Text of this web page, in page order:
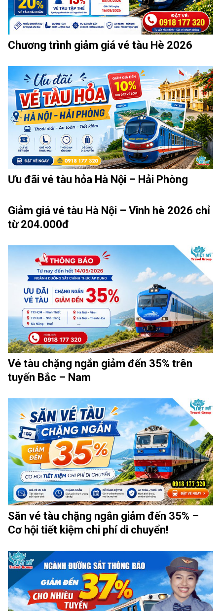
Chương trình giảm giá vé tàu Hè 2026
Ưu đãi vé tàu hỏa Hà Nội – Hải Phòng
Giảm giá vé tàu Hà Nội – Vinh hè 2026 chỉ
từ 204.000đ
Vé tàu chặng ngắn giảm đến 35% trên
tuyến Bắc – Nam
Săn vé tàu chặng ngắn giảm đến 35% –
Cơ hội tiết kiệm chi phí di chuyển!